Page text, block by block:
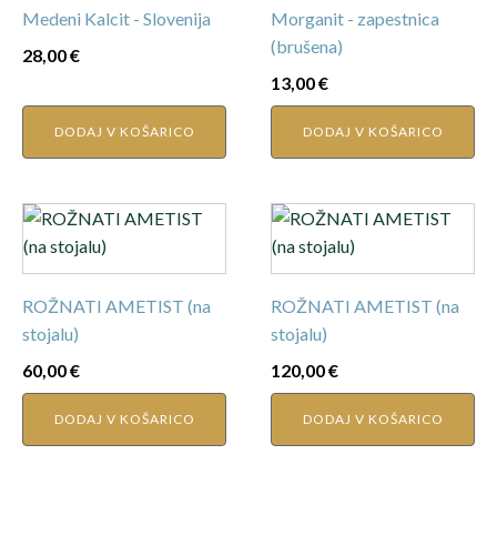
Medeni Kalcit - Slovenija
28,00€
DODAJ V KOŠARICO
Morganit - zapestnica
(brušena)
13,00€
DODAJ V KOŠARICO
ROŽNATI AMETIST (na
stojalu)
60,00€
DODAJ V KOŠARICO
ROŽNATI AMETIST (na
stojalu)
120,00€
DODAJ V KOŠARICO